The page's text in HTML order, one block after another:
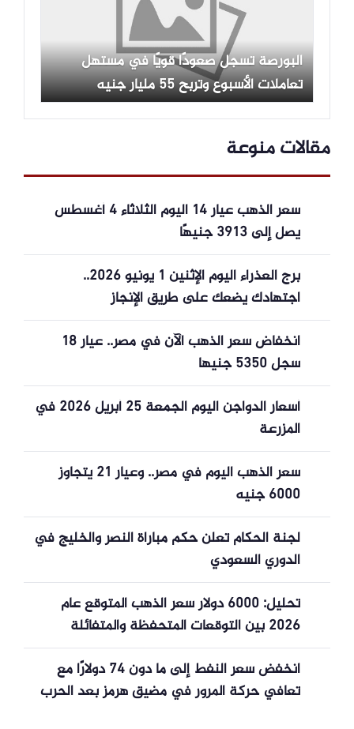
البورصة تسجل صعودًا قويًا في مستهل
تعاملات الأسبوع وتربح 55 مليار جنيه
مقالات منوعة
سعر الذهب عيار 14 اليوم الثلاثاء 4 أغسطس
يصل إلى 3913 جنيهًا
برج العذراء اليوم الإثنين 1 يونيو 2026..
اجتهادك يضعك على طريق الإنجاز
انخفاض سعر الذهب الآن في مصر.. عيار 18
سجل 5350 جنيها
أسعار الدواجن اليوم الجمعة 25 أبريل 2026 في
المزرعة
سعر الذهب اليوم في مصر.. وعيار 21 يتجاوز
6000 جنيه
لجنة الحكام تعلن حكم مباراة النصر والخليج في
الدوري السعودي
تحليل: 6000 دولار سعر الذهب المتوقع عام
2026 بين التوقعات المتحفظة والمتفائلة
انخفض سعر النفط إلى ما دون 74 دولارًا مع
تعافي حركة المرور في مضيق هرمز بعد الحرب